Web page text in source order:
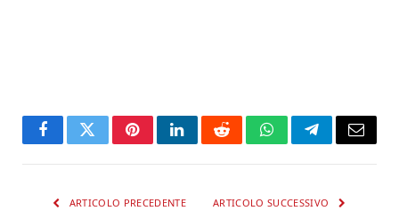
FacebookTwitterPinterestLinkedInRedditWhatsAppTelegramEmail
ARTICOLO PRECEDENTE ARTICOLO SUCCESSIVO